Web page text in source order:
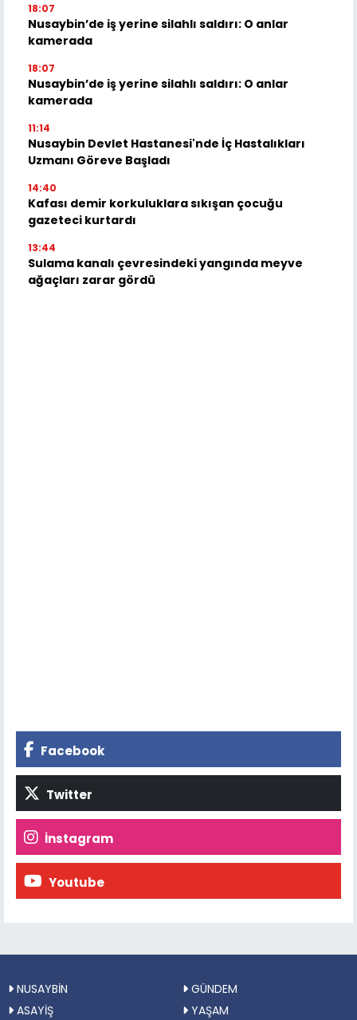
18:07
Nusaybin’de iş yerine silahlı saldırı: O anlar
kamerada
18:07
Nusaybin’de iş yerine silahlı saldırı: O anlar
kamerada
11:14
Nusaybin Devlet Hastanesi'nde İç Hastalıkları
Uzmanı Göreve Başladı
14:40
Kafası demir korkuluklara sıkışan çocuğu
gazeteci kurtardı
13:44
Sulama kanalı çevresindeki yangında meyve
ağaçları zarar gördü
Facebook
Twitter
İnstagram
Youtube
NUSAYBİN
GÜNDEM
ASAYİŞ
YAŞAM